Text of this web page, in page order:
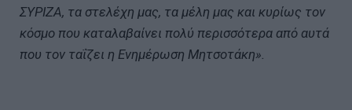
ΣΥΡΙΖΑ, τα στελέχη μας, τα μέλη μας και κυρίως τον
κόσμο που καταλαβαίνει πολύ περισσότερα από αυτά
που τον ταΐζει η Ενημέρωση Μητσοτάκη».